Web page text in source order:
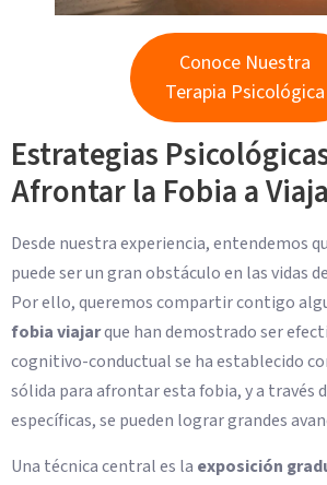
Conoce Nuestra
Terapia Psicológica
Estrategias
Afrontar la Fobia a
Desde nuestra experiencia, entendemos
puede ser un gran obstáculo en las vidas
Por ello, queremos compartir contigo
fobia viajarque han demostrado ser
cognitivo-conductual se ha establecido
sólida para afrontar esta fobia, y a través
específicas, se pueden lograr grandes
Una técnica central es la exposición